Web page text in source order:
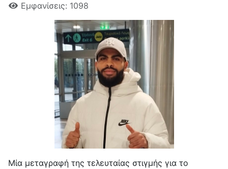
Εμφανίσεις: 1098
Μία μεταγραφή της τελευταίας στιγμής για το